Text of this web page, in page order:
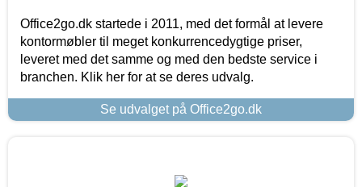
Office2go.dk startede i 2011, med det formål at levere
kontormøbler til meget konkurrencedygtige priser,
leveret med det samme og med den bedste service i
branchen. Klik her for at se deres udvalg.
Se udvalget på Office2go.dk